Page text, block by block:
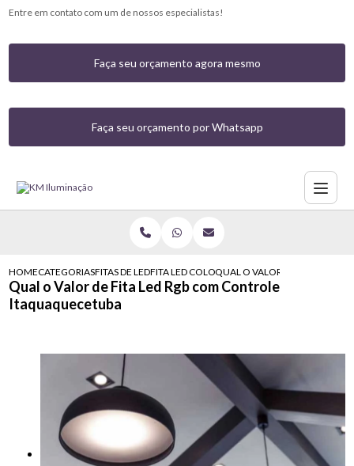
Entre em contato com um de nossos especialistas!
Faça seu orçamento agora mesmo
Faça seu orçamento por Whatsapp
HOMECATEGORIASFITAS DE LEDFITA LED COLORIDA COM CONTROLE
QUAL O VALOR DE FITA LED
Qual o Valor de Fita Led Rgb com Controle
Itaquaquecetuba